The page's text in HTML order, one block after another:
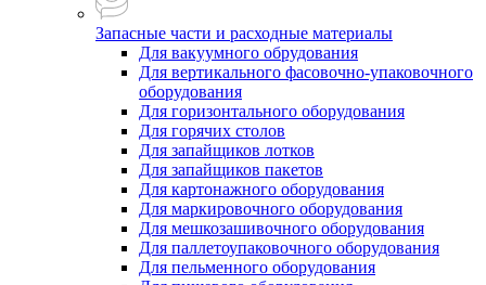
Запасные части и расходные материалы
Для вакуумного обрудования
Для вертикального фасовочно-упаковочного
оборудования
Для горизонтального оборудования
Для горячих столов
Для запайщиков лотков
Для запайщиков пакетов
Для картонажного оборудования
Для маркировочного оборудования
Для мешкозашивочного оборудования
Для паллетоупаковочного оборудования
Для пельменного оборудования